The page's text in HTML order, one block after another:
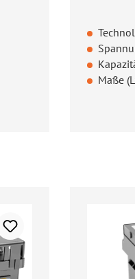
Maße